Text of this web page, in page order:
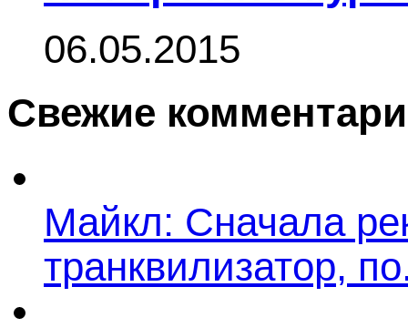
06.05.2015
Свежие
Майкл: Сначала
транквилизатор,